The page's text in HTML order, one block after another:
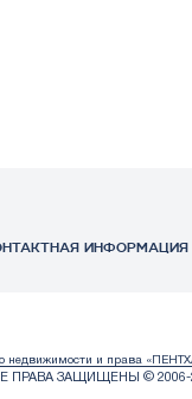
ИНФОРМАЦИЯ
недвижимости и права
ПРАВА ЗАЩИЩЕНЫ © 2006-